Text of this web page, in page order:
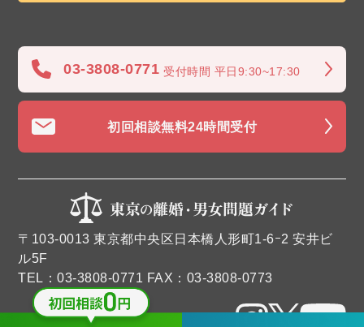
03-3808-0771 受付時間 平日9:30~17:30
初回相談無料24時間受付
〒103-0013 東京都中央区日本橋人形町1-6ｰ2 安井ビ
ル5F
TEL：03-3808-0771 FAX：03-3808-0773